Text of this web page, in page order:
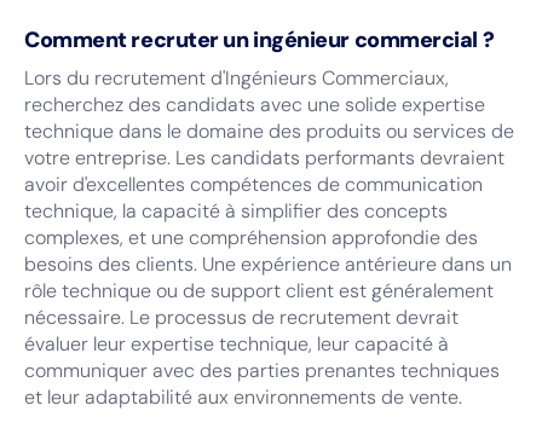
Comment recruter un ingénieur commercial ?
Lors du recrutement d'Ingénieurs Commerciaux,
recherchez des candidats avec une solide expertise
technique dans le domaine des produits ou services de
votre entreprise. Les candidats performants devraient
avoir d'excellentes compétences de communication
technique, la capacité à simplifier des concepts
complexes, et une compréhension approfondie des
besoins des clients. Une expérience antérieure dans un
rôle technique ou de support client est généralement
nécessaire. Le processus de recrutement devrait
évaluer leur expertise technique, leur capacité à
communiquer avec des parties prenantes techniques
et leur adaptabilité aux environnements de vente.